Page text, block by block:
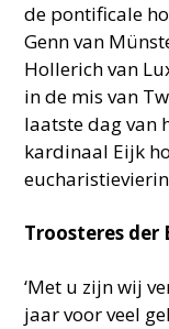
de pontificale
Genn van
Hollerich van
in de mis van
laatste dag van
kardinaal Eijk
Troosteres der
‘Met u zijn wij
jaar voor veel